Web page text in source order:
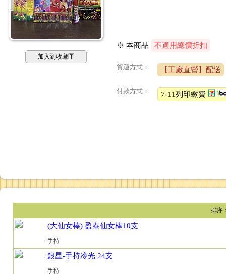
加入到收藏匣
※ 本商品 不適用總價折扣
貨運方式： 【工廠直營】配送
付款方式： 7-11列印繳費
(大仙女棒) 盈泰仙女棒10支
手持
銀星-手持冷光 24支
手持